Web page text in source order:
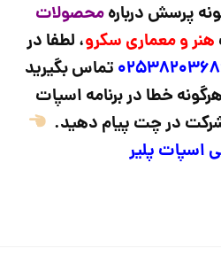
پرسش دربارهمحصولات
هنر و معماری سکرو، لطفا در
تماس بگیرید
خطا در برنامه اسپات
شرکت در چت پیام دهید.
اسپات پلیر